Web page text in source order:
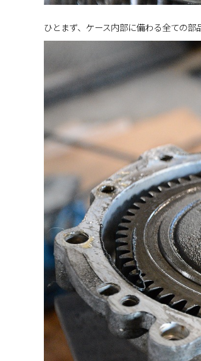
ひとまず、ケース内部に備わる全ての部